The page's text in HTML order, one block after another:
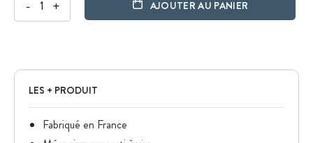
- + AJOUTER AU PANIER
LES + PRODUIT
Fabriqué en France